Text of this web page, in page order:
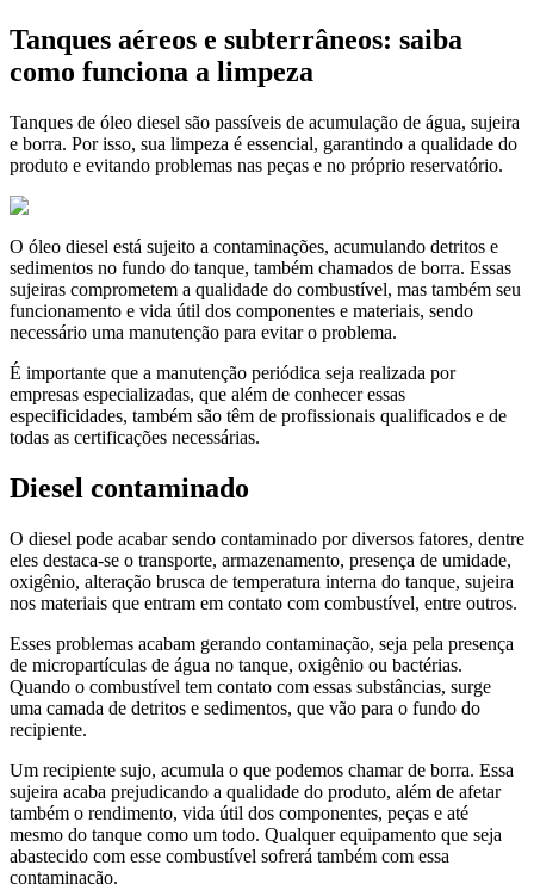
Tanques aéreos e subterrâneos: saiba
como funciona a limpeza
Tanques de óleo diesel são passíveis de acumulação de água, sujeira
e borra. Por isso, sua limpeza é essencial, garantindo a qualidade do
produto e evitando problemas nas peças e no próprio reservatório.
O óleo diesel está sujeito a contaminações, acumulando detritos e
sedimentos no fundo do tanque, também chamados de borra. Essas
sujeiras comprometem a qualidade do combustível, mas também seu
funcionamento e vida útil dos componentes e materiais, sendo
necessário uma manutenção para evitar o problema.
É importante que a manutenção periódica seja realizada por
empresas especializadas, que além de conhecer essas
especificidades, também são têm de profissionais qualificados e de
todas as certificações necessárias.
Diesel contaminado
O diesel pode acabar sendo contaminado por diversos fatores, dentre
eles destaca-se o transporte, armazenamento, presença de umidade,
oxigênio, alteração brusca de temperatura interna do tanque, sujeira
nos materiais que entram em contato com combustível, entre outros.
Esses problemas acabam gerando contaminação, seja pela presença
de micropartículas de água no tanque, oxigênio ou bactérias.
Quando o combustível tem contato com essas substâncias, surge
uma camada de detritos e sedimentos, que vão para o fundo do
recipiente.
Um recipiente sujo, acumula o que podemos chamar de borra. Essa
sujeira acaba prejudicando a qualidade do produto, além de afetar
também o rendimento, vida útil dos componentes, peças e até
mesmo do tanque como um todo. Qualquer equipamento que seja
abastecido com esse combustível sofrerá também com essa
contaminação.